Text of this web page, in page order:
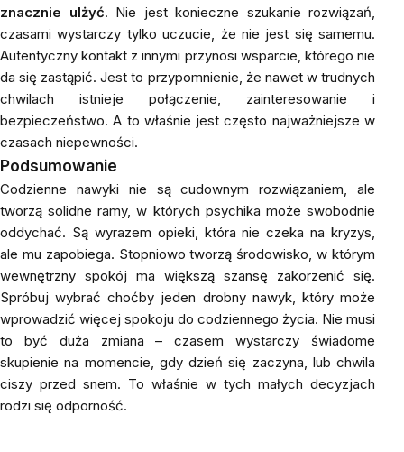
znacznie ulżyć. Nie jest konieczne szukanie rozwiązań,
czasami wystarczy tylko uczucie, że nie jest się samemu.
Autentyczny kontakt z innymi przynosi wsparcie, którego nie
da się zastąpić. Jest to przypomnienie, że nawet w trudnych
chwilach istnieje połączenie, zainteresowanie i
bezpieczeństwo. A to właśnie jest często najważniejsze w
czasach niepewności.
Podsumowanie
Codzienne nawyki nie są cudownym rozwiązaniem, ale
tworzą solidne ramy, w których psychika może swobodnie
oddychać. Są wyrazem opieki, która nie czeka na kryzys,
ale mu zapobiega. Stopniowo tworzą środowisko, w którym
wewnętrzny spokój ma większą szansę zakorzenić się.
Spróbuj wybrać choćby jeden drobny nawyk, który może
wprowadzić więcej spokoju do codziennego życia. Nie musi
to być duża zmiana – czasem wystarczy świadome
skupienie na momencie, gdy dzień się zaczyna, lub chwila
ciszy przed snem. To właśnie w tych małych decyzjach
rodzi się odporność.